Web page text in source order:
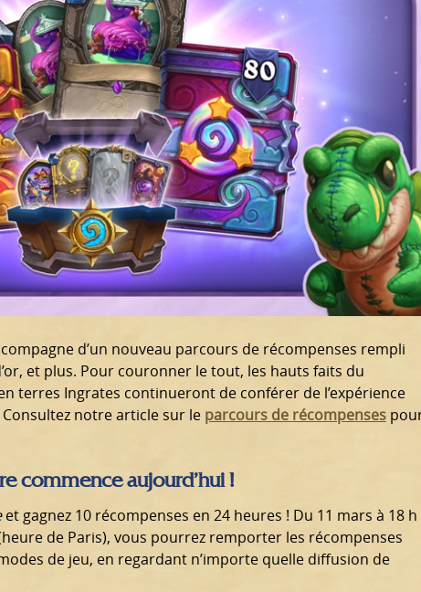
d’un nouveau parcours de récompenses rempli
et plus. Pour couronner le tout, les hauts faits du
terres Ingrates continueront de conférer de l’expérience
notre article sur le parcours de récompenses
commence aujourd’hui !
et gagnez 10 récompenses en 24 heures ! Du 11 mars à 18 h
de Paris), vous pourrez remporter les récompenses
de jeu, en regardant n’importe quelle diffusion de